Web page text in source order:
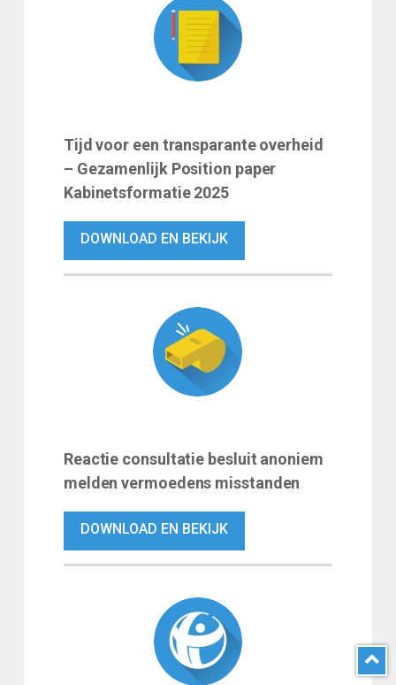
Tijd voor een transparante overheid
– Gezamenlijk Position paper
Kabinetsformatie 2025
DOWNLOAD EN BEKIJK
Reactie consultatie besluit anoniem
melden vermoedens misstanden
DOWNLOAD EN BEKIJK